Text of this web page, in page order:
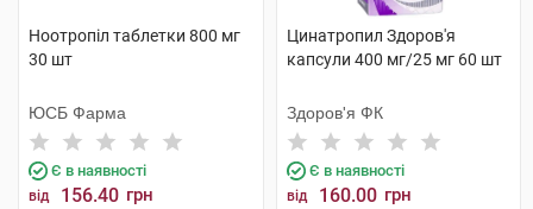
Ноотропіл таблетки 800 мг
30 шт
ЮСБ Фарма
Є в наявності
від 156.40 грн
Цинатропил Здоров'я
капсули 400 мг/25 мг 60 шт
Здоров'я ФК
Є в наявності
від 160.00 грн